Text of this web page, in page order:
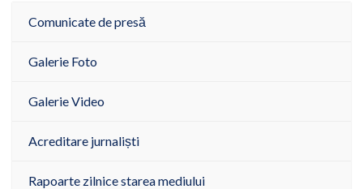
Comunicate de presă
Galerie Foto
Galerie Video
Acreditare jurnaliști
Rapoarte zilnice starea mediului